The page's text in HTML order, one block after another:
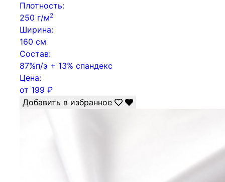
Плотность:
250 г/м2
Ширина:
160 см
Состав:
87%п/э + 13% спандекс
Цена:
от 199 ₽
Добавить в избранное